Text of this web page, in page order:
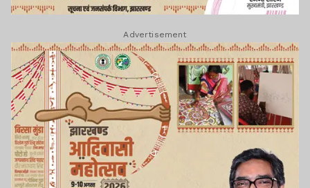
Advertisement